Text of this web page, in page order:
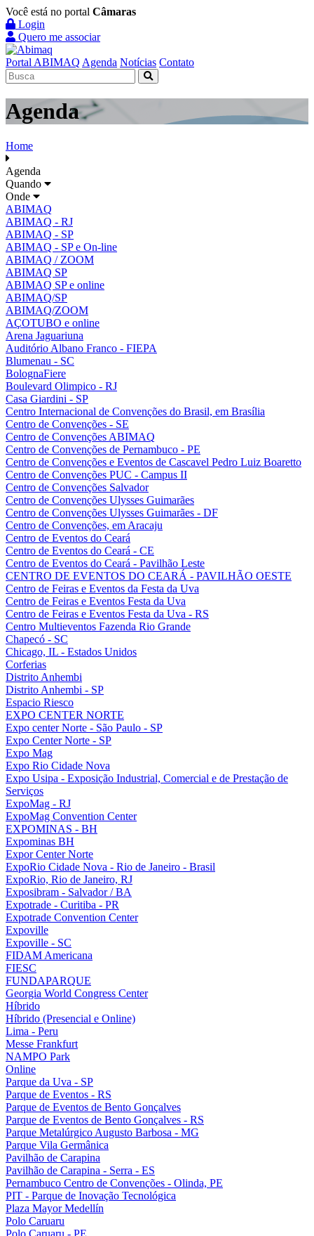
Você está no portal Câmaras
Login
Quero me associar
Portal ABIMAQ Agenda Notícias Contato
Agenda
Home
Agenda
Quando
Onde
ABIMAQ
ABIMAQ - RJ
ABIMAQ - SP
ABIMAQ - SP e On-line
ABIMAQ / ZOOM
ABIMAQ SP
ABIMAQ SP e online
ABIMAQ/SP
ABIMAQ/ZOOM
AÇOTUBO e online
Arena Jaguariuna
Auditório Albano Franco - FIEPA
Blumenau - SC
BolognaFiere
Boulevard Olimpico - RJ
Casa Giardini - SP
Centro Internacional de Convenções do Brasil, em Brasília
Centro de Convenções - SE
Centro de Convenções ABIMAQ
Centro de Convenções de Pernambuco - PE
Centro de Convenções e Eventos de Cascavel Pedro Luiz Boaretto
Centro de Convenções PUC - Campus II
Centro de Convenções Salvador
Centro de Convenções Ulysses Guimarães
Centro de Convenções Ulysses Guimarães - DF
Centro de Convenções, em Aracaju
Centro de Eventos do Ceará
Centro de Eventos do Ceará - CE
Centro de Eventos do Ceará - Pavilhão Leste
CENTRO DE EVENTOS DO CEARÁ - PAVILHÃO OESTE
Centro de Feiras e Eventos da Festa da Uva
Centro de Feiras e Eventos Festa da Uva
Centro de Feiras e Eventos Festa da Uva - RS
Centro Multieventos Fazenda Rio Grande
Chapecó - SC
Chicago, IL - Estados Unidos
Corferias
Distrito Anhembi
Distrito Anhembi - SP
Espacio Riesco
EXPO CENTER NORTE
Expo center Norte - São Paulo - SP
Expo Center Norte - SP
Expo Mag
Expo Rio Cidade Nova
Expo Usipa - Exposição Industrial, Comercial e de Prestação de
Serviços
ExpoMag - RJ
ExpoMag Convention Center
EXPOMINAS - BH
Expominas BH
Expor Center Norte
ExpoRio Cidade Nova - Rio de Janeiro - Brasil
ExpoRio, Rio de Janeiro, RJ
Exposibram - Salvador / BA
Expotrade - Curitiba - PR
Expotrade Convention Center
Expoville
Expoville - SC
FIDAM Americana
FIESC
FUNDAPARQUE
Georgia World Congress Center
Híbrido
Híbrido (Presencial e Online)
Lima - Peru
Messe Frankfurt
NAMPO Park
Online
Parque da Uva - SP
Parque de Eventos - RS
Parque de Eventos de Bento Gonçalves
Parque de Eventos de Bento Gonçalves - RS
Parque Metalúrgico Augusto Barbosa - MG
Parque Vila Germânica
Pavilhão de Carapina
Pavilhão de Carapina - Serra - ES
Pernambuco Centro de Convenções - Olinda, PE
PIT - Parque de Inovação Tecnológica
Plaza Mayor Medellín
Polo Caruaru
Polo Caruaru - PE